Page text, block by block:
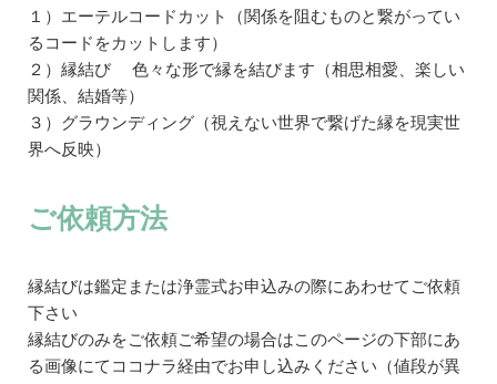
１）エーテルコードカット（関係を阻むものと繋がってい
るコードをカットします）
２）縁結び 色々な形で縁を結びます（相思相愛、楽しい
関係、結婚等）
３）グラウンディング（視えない世界で繋げた縁を現実世
界へ反映）
ご依頼方法
縁結びは鑑定または浄霊式お申込みの際にあわせてご依頼
下さい
縁結びのみをご依頼ご希望の場合はこのページの下部にあ
る画像にてココナラ経由でお申し込みください（値段が異